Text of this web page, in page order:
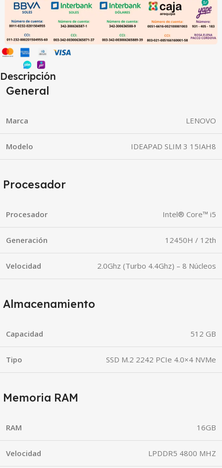
Descripción
General
Marca LENOVO
Modelo IDEAPAD SLIM 3 15IAH8
Procesador
Procesador Intel® Core™ i5
Generación 12450H / 12th
Velocidad 2.0Ghz (Turbo 4.4Ghz) – 8 Núcleos
Almacenamiento
Capacidad 512 GB
Tipo SSD M.2 2242 PCIe 4.0×4 NVMe
Memoria RAM
RAM 16GB
Velocidad LPDDR5 4800 MHZ